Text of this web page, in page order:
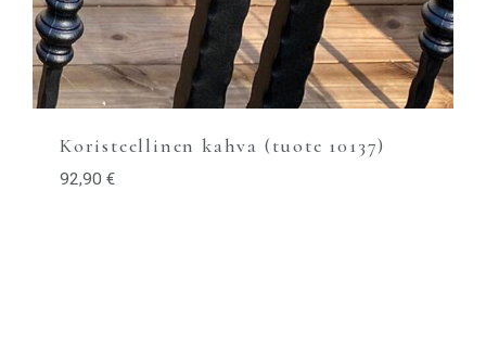
Koristeellinen kahva (tuote 10137)
92,90 €